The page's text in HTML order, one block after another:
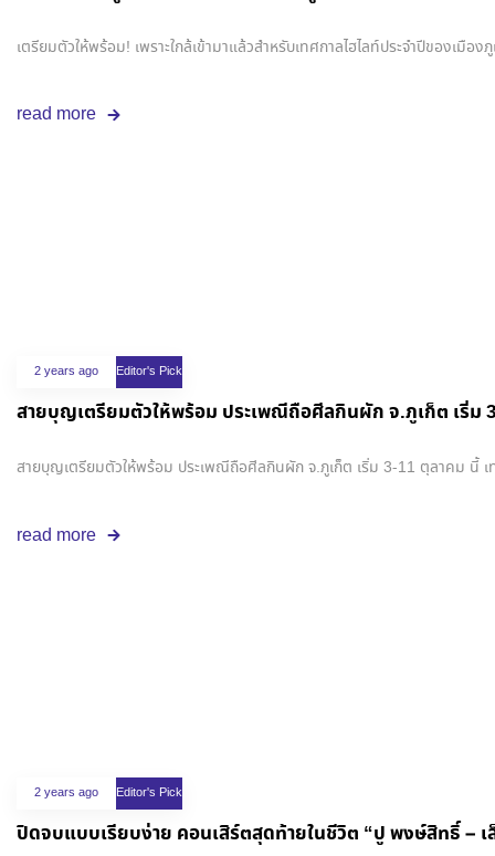
เตรียมตัวให้พร้อม! เพราะใกล้เข้ามาแล้วสำหรับเทศกาลไฮไลท์ประจำปีขอ
read more
2 years ago Editor's Pick
สายบุญเตรียมตัวให้พร้อม ประเพณีถือศีลกินผัก จ.ภูเก็ต เริ่ม
สายบุญเตรียมตัวให้พร้อม ประเพณีถือศีลกินผัก จ.ภูเก็ต เริ่ม 3-11 ตุลาคม นี้ เ
read more
2 years ago Editor's Pick
ปิดจบแบบเรียบง่าย คอนเสิร์ตสุ